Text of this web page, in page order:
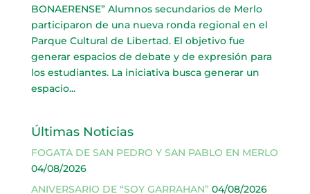
BONAERENSE” Alumnos secundarios de Merlo
participaron de una nueva ronda regional en el
Parque Cultural de Libertad. El objetivo fue
generar espacios de debate y de expresión para
los estudiantes. La iniciativa busca generar un
espacio...
Últimas Noticias
FOGATA DE SAN PEDRO Y SAN PABLO EN MERLO
04/08/2026
ANIVERSARIO DE “SOY GARRAHAN” 04/08/2026